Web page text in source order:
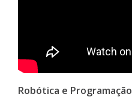
Robótica e Programação